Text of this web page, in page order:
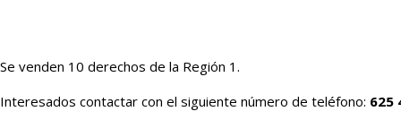
Se venden 10 derechos de la Región 1.
Interesados contactar con el siguiente número de teléfono: 625